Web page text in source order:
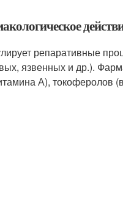
репаративные
язвенных и др.).
А), токоферолов